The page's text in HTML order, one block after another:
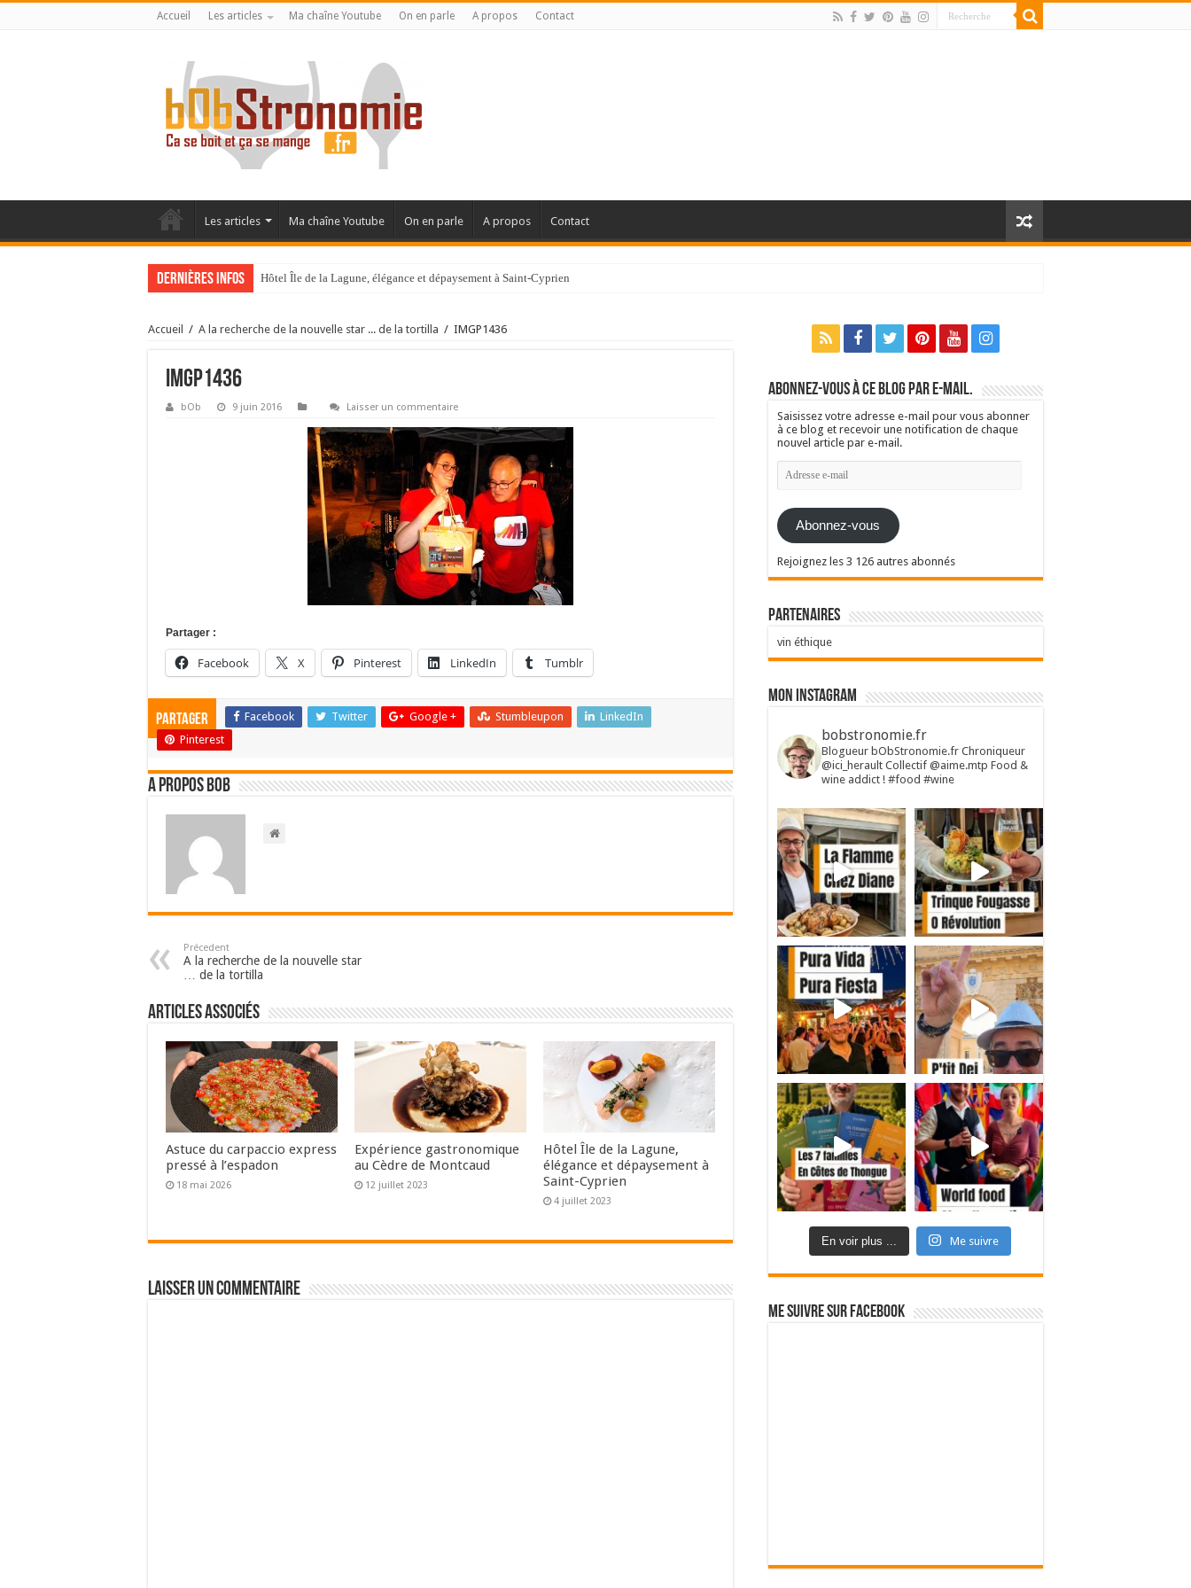
Accueil Les articles Ma chaîne Youtube On en parle A propos Contact
Les articles Ma chaîne Youtube On en parle A propos Contact
Dernières infos Hôtel Île de la Lagune, élégance et dépaysement à Saint-Cyprien
La Villa Duflot, pépite perpignanaise
Accueil / A la recherche de la nouvelle star ... de la tortilla / IMGP1436
IMGP1436
bOb 9 juin 2016 Laisser un commentaire
Partager :
Facebook X Pinterest LinkedIn Tumblr
Partager Facebook Twitter Google + Stumbleupon
LinkedIn
Pinterest
A propos bOb
Précedent
A la recherche de la nouvelle star
… de la tortilla
Articles associés
Astuce du carpaccio express
pressé à l’espadon
18 mai 2026
Expérience gastronomique
au Cèdre de Montcaud
12 juillet 2023
Hôtel Île de la Lagune,
élégance et dépaysement à
Saint-Cyprien
4 juillet 2023
Laisser un commentaire
Abonnez-vous à ce blog par e-mail.
Saisissez votre adresse e-mail pour vous abonner
à ce blog et recevoir une notification de chaque
nouvel article par e-mail.
Adresse
e-
Abonnez-vous
Rejoignez les 3 126 autres abonnés
Partenaires
vin éthique
Mon Instagram
bobstronomie.fr
Blogueur bObStronomie.fr Chroniqueur
@ici_herault Collectif @aime.mtp Food &
wine addict ! #food #wine
En voir plus ... Me suivre
Me suivre sur Facebook